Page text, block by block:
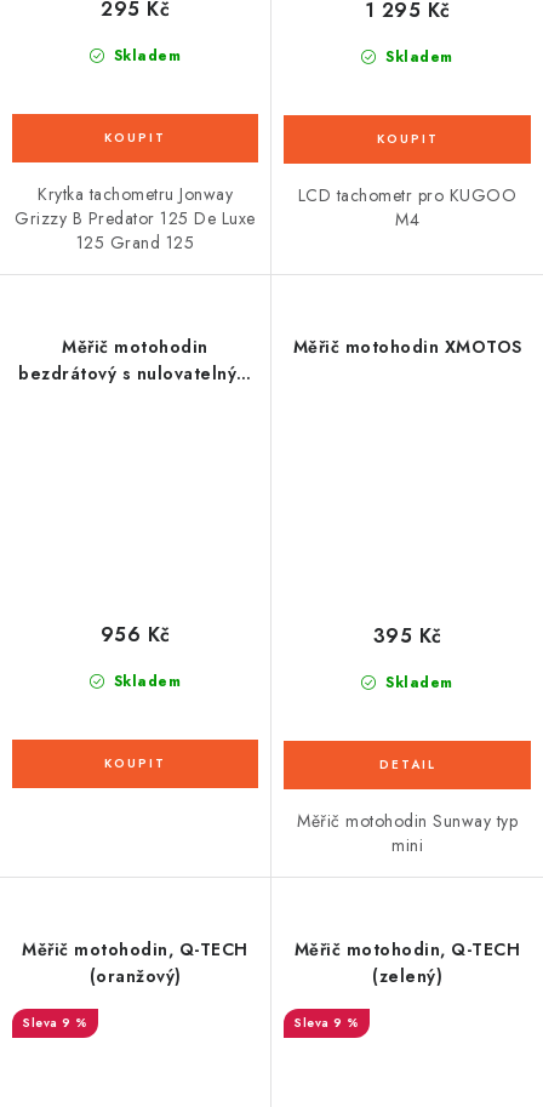
Skladem
295 Kč
Krytka tachometru Jonway
Grizzy B Predator 125 De Luxe
125 Grand 125
Skladem
1 295 Kč
LCD tachometr pro KUGOO
M4
Měřič motohodin
bezdrátový s nulovatelným
Skladem
956 Kč
Měřič motohodin XMOTOS
Skladem
395 Kč
Měřič motohodin Sunway typ
mini
Měřič motohodin, Q-TECH
(oranžový)
9 %
Měřič motohodin, Q-TECH
(zelený)
9 %